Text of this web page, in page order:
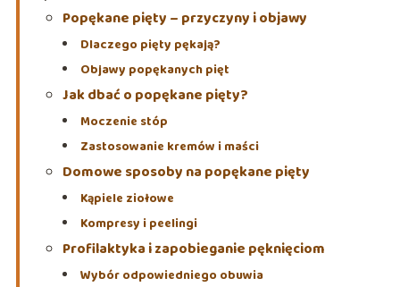
Popękane pięty – przyczyny i objawy
Dlaczego pięty pękają?
Objawy popękanych pięt
Jak dbać o popękane pięty?
Moczenie stóp
Zastosowanie kremów i maści
Domowe sposoby na popękane pięty
Kąpiele ziołowe
Kompresy i peelingi
Profilaktyka i zapobieganie pęknięciom
Wybór odpowiedniego obuwia